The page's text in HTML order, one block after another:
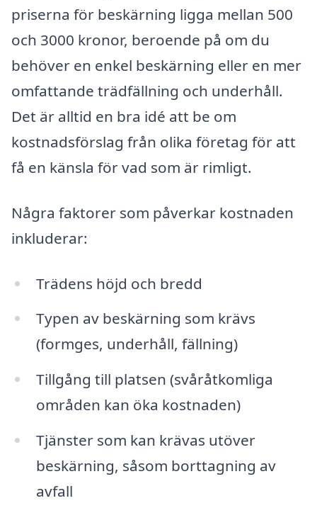
priserna för beskärning ligga mellan 500
och 3000 kronor, beroende på om du
behöver en enkel beskärning eller en mer
omfattande trädfällning och underhåll.
Det är alltid en bra idé att be om
kostnadsförslag från olika företag för att
få en känsla för vad som är rimligt.
Några faktorer som påverkar kostnaden
inkluderar:
Trädens höjd och bredd
Typen av beskärning som krävs
(formges, underhåll, fällning)
Tillgång till platsen (svåråtkomliga
områden kan öka kostnaden)
Tjänster som kan krävas utöver
beskärning, såsom borttagning av
avfall